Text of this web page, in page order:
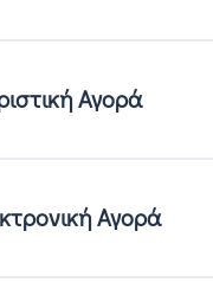
Αγορά
Αγορά